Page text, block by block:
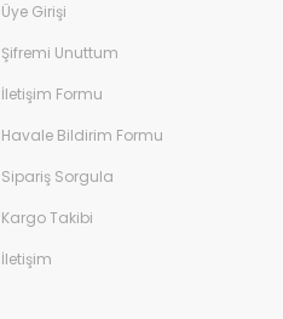
Üye Girişi
Şifremi Unuttum
İletişim Formu
Havale Bildirim Formu
Sipariş Sorgula
Kargo Takibi
İletişim